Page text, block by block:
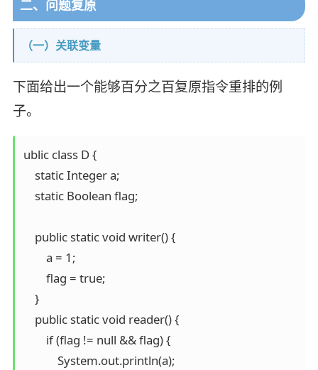
二、问题复原
（一）关联变量
下面给出一个能够百分之百复原指令重排的例
子。
ublic class D {
    static Integer a;
    static Boolean flag;
    public static void writer() {
        a = 1;
        flag = true;
    }
    public static void reader() {
        if (flag != null && flag) {
            System.out.println(a);